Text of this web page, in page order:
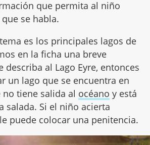
que permita al niño
se habla.
es los principales lagos de
en la ficha una breve
al Lago Eyre, entonces
un lago que se encuentra en
tiene salida al océano y está
salada. Si el niño acierta
puede colocar una penitencia.